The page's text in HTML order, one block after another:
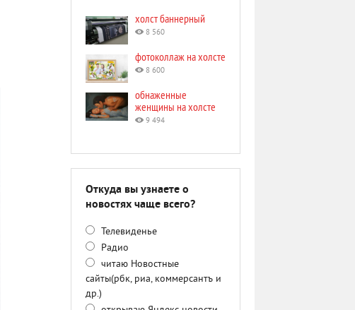
холст баннерный
8 560
фотоколлаж на холсте
8 600
обнаженные
женщины на холсте
9 494
Откуда вы узнаете о
новостях чаще всего?
Телевиденье
Радио
читаю Новостные
сайты(рбк, риа, коммерсантъ и
др.)